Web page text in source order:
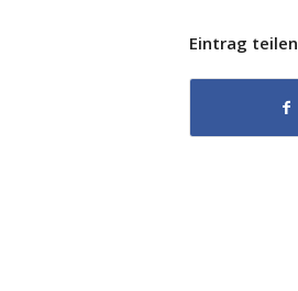
Eintrag teilen